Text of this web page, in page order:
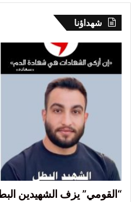
شهداؤنا
“القومي” يزف الشهيدين